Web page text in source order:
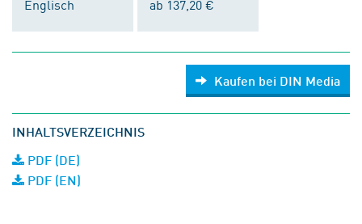
Englisch ab 137,20 €
Kaufen bei DIN Media
INHALTSVERZEICHNIS
PDF (DE)
PDF (EN)